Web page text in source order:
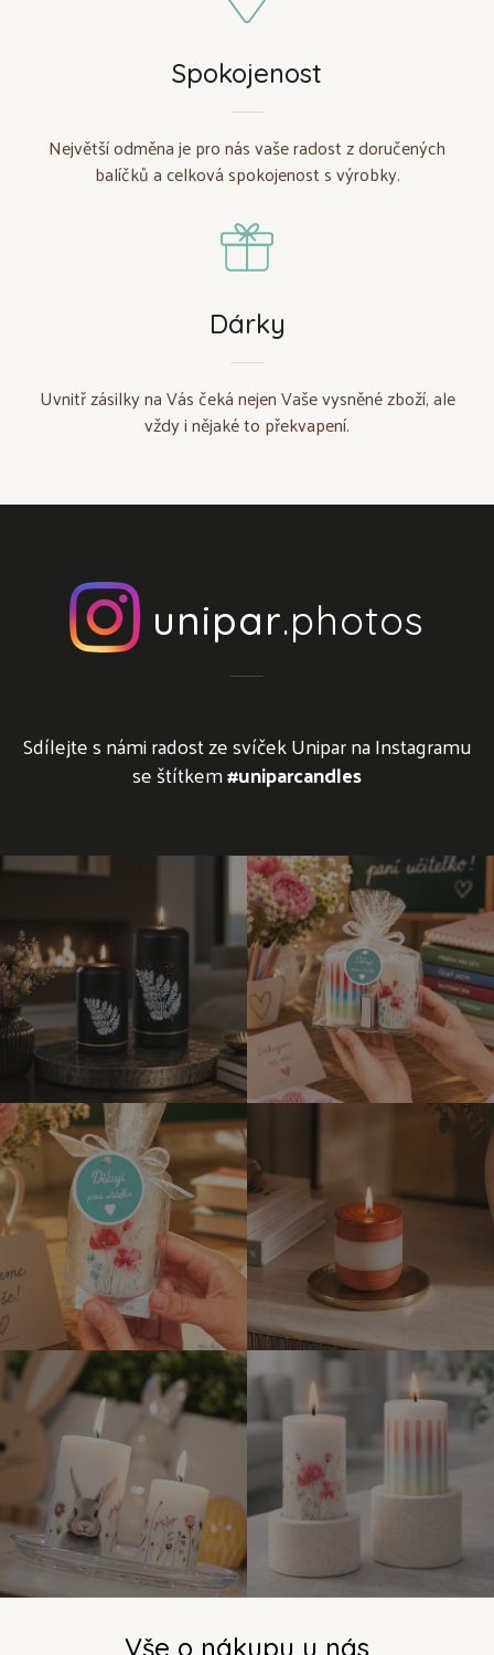
Spokojenost
Největší odměna je pro nás vaše radost z doručených
balíčků a celková spokojenost s výrobky.
Dárky
Uvnitř zásilky na Vás čeká nejen Vaše vysněné zboží, ale
vždy i nějaké to překvapení.
unipar.photos
Sdílejte s námi radost ze svíček Unipar na Instagramu
se štítkem#uniparcandles
Vše o nákupu u nás